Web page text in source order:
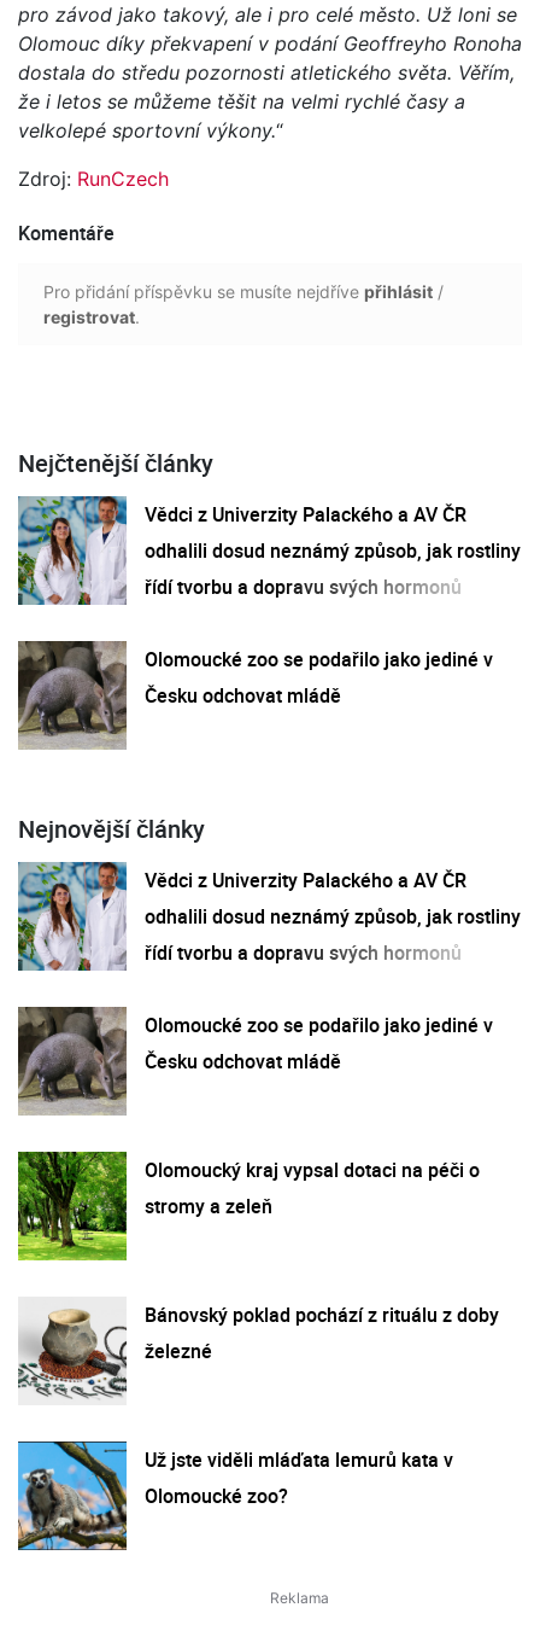
pro závod jako takový, ale i pro celé město. Už loni se
Olomouc díky překvapení v podání Geoffreyho Ronoha
dostala do středu pozornosti atletického světa. Věřím,
že i letos se můžeme těšit na velmi rychlé časy a
velkolepé sportovní výkony.“
Zdroj: RunCzech
Komentáře
Pro přidání příspěvku se musíte nejdříve přihlásit /
registrovat.
Nejčtenější články
Vědci z Univerzity Palackého a AV ČR
odhalili dosud neznámý způsob, jak rostliny
řídí tvorbu a dopravu svých hormonů
Olomoucké zoo se podařilo jako jediné v
Česku odchovat mládě
Nejnovější články
Vědci z Univerzity Palackého a AV ČR
odhalili dosud neznámý způsob, jak rostliny
řídí tvorbu a dopravu svých hormonů
Olomoucké zoo se podařilo jako jediné v
Česku odchovat mládě
Olomoucký kraj vypsal dotaci na péči o
stromy a zeleň
Bánovský poklad pochází z rituálu z doby
železné
Už jste viděli mláďata lemurů kata v
Olomoucké zoo?